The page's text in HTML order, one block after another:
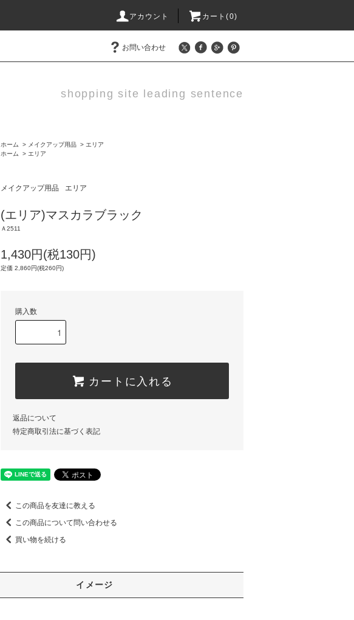
アカウント カート(0)
お問い合わせ
shopping site leading sentence
ホーム > メイクアップ用品 > エリア
ホーム
> エリア
メイクアップ用品 エリア
(エリア)マスカラブラック
Ａ2511
1,430円(税130円)
定価 2,860円(税260円)
購入数
カートに入れる
返品について
特定商取引法に基づく表記
この商品を友達に教える
この商品について問い合わせる
買い物を続ける
イメージ